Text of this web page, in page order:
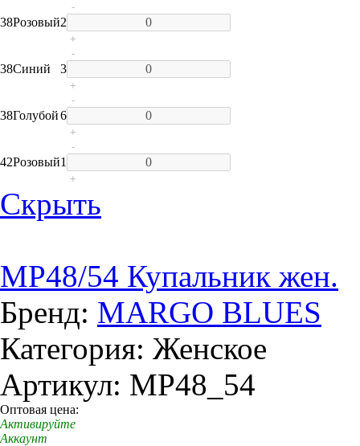
38Розовый2
-
+
38Синий 3
-
+
38Голубой6
-
+
42Розовый1
-
+
Скрыть
MP48/54 Купальник жен.
Бренд: MARGO BLUES
Категория: Женское
Артикул: MP48_54
Оптовая цена:
Активируйте
Аккаунт